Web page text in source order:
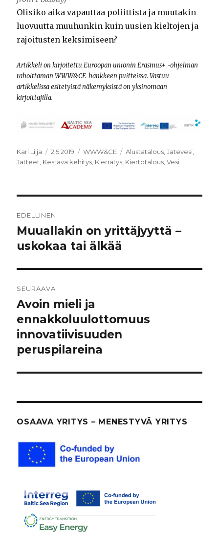
Olisiko aika vapauttaa poliittista ja muutakin
luovuutta muuhunkin kuin uusien kieltojen ja
rajoitusten keksimiseen?
Artikkeli on kirjoitettu Euroopan unionin Erasmus+ -ohjelman
rahoittaman WWW&CE-hankkeen puitteissa. Vastuu
artikkelissa esitetyistä näkemyksistä on yksinomaan
kirjoittajilla.
Kirjoittaja
Kari Lilja Julkaistu
2.5.2019 Kategoriat
WWW&CE Avainsanat
Alustatalous,Jätevesi,
Jätteet, Kestävä kehitys, Kierrätys, Kiertotalous,Vesi
selaus
EDELLINEN
Edellinen
artikkeli:
Muuallakin on yrittäjyyttä –
uskokaa tai älkää
SEURAAVA
Seuraava
artikkeli:
Avoin mieli ja
ennakkoluulottomuus
innovatiivisuuden
peruspilareina
OSAAVA YRITYS – MENESTYVÄ YRITYS